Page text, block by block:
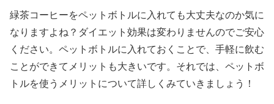
緑茶コーヒーをペットボトルに入れても大丈夫なのか気に
なりますよね？ダイエット効果は変わりませんのでご安心
ください。ペットボトルに入れておくことで、手軽に飲む
ことができてメリットも大きいです。それでは、ペットボ
トルを使うメリットについて詳しくみていきましょう！